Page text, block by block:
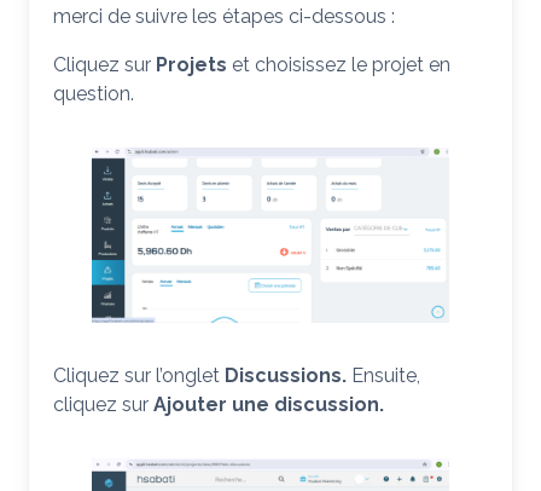
merci de suivre les étapes ci-dessous :
Cliquez sur Projets et choisissez le projet en
question.
Cliquez sur l’onglet Discussions. Ensuite,
cliquez sur Ajouter une discussion.